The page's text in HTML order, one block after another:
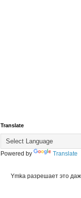
Translate
Powered by Translate
Ymka разрешает это